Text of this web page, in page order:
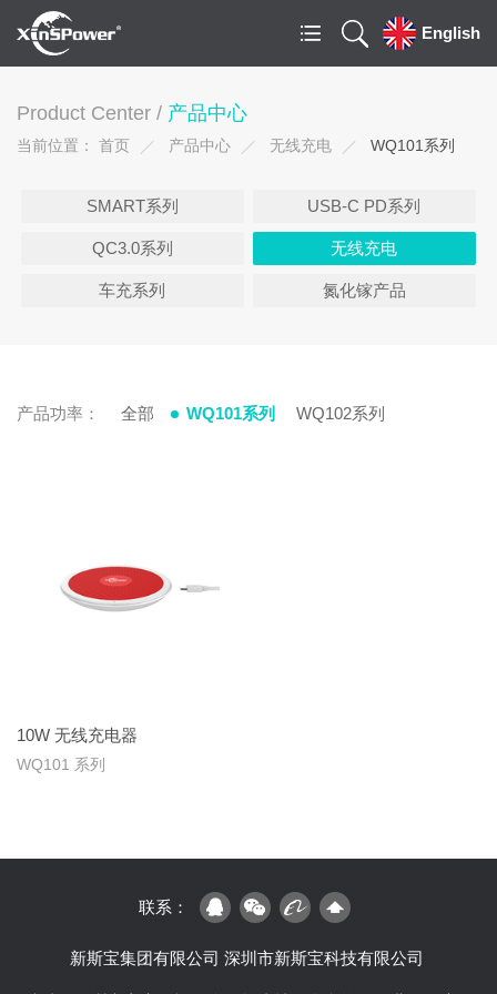
English
Product Center / 产品中心
当前位置： 首页 产品中心 无线充电 WQ101系列
SMART系列 USB-C PD系列
QC3.0系列 无线充电
车充系列 氮化镓产品
产品功率： 全部 WQ101系列 WQ102系列
10W 无线充电器
WQ101 系列
联系：
新斯宝集团有限公司 深圳市新斯宝科技有限公司